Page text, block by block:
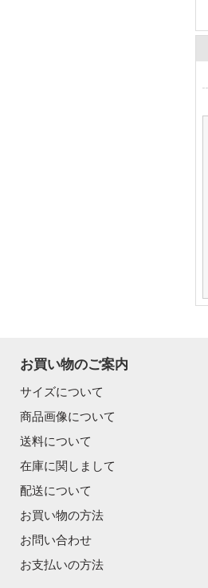
お買い物のご案内
サイズについて
商品画像について
送料について
在庫に関しまして
配送について
お買い物の方法
お問い合わせ
お支払いの方法